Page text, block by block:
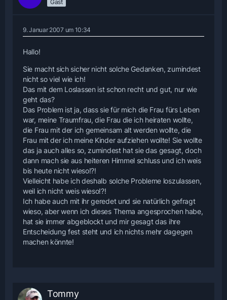
Gast
9. Januar 2007 um 10:34
Hallo!
Sie macht sich sicher nicht solche Gedanken, zumindest
nicht so viel wie ich!
Das mit dem Loslassen ist schon recht und gut, nur wie
geht das?
Das Problem ist ja, dass sie für mich die Frau fürs Leben
war, meine Traumfrau, die Frau die ich heiraten wollte,
die Frau mit der ich gemeinsam alt werden wollte, die
Frau mit der ich meine Kinder aufziehen wollte! Sie wollte
das ja auch alles so, zumindest hat sie das gesagt, doch
dann mach sie aus heiteren Himmel schluss und ich weis
bis heute nicht wieso!?!
Vielleicht habe ich deshalb solche Probleme loszulassen,
weil ich nicht weis wieso!?!
Ich habe auch mit ihr geredet und sie natürlich gefragt
wieso, aber wenn ich dieses Thema angesprochen habe,
hat sie immer abgeblockt und mir gesagt das ihre
Entscheidung fest steht und ich nichts mehr dagegen
machen könnte!
Tommy